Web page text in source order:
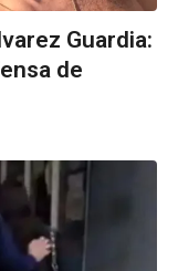
Guardia:
de